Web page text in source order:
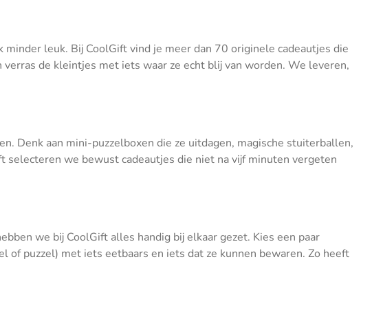
leuk. Bij CoolGift vind je meer dan 70 originele cadeautjes die
de kleintjes met iets waar ze echt blij van worden. We leveren,
Denk aan mini-puzzelboxen die ze uitdagen, magische stuiterballen,
we bewust cadeautjes die niet na vijf minuten vergeten
we bij CoolGift alles handig bij elkaar gezet. Kies een paar
puzzel) met iets eetbaars en iets dat ze kunnen bewaren. Zo heeft